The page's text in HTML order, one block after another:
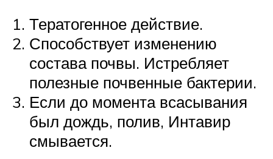
Тератогенное действие.
Способствует изменению
состава почвы. Истребляет
полезные почвенные бактерии.
Если до момента всасывания
был дождь, полив, Интавир
смывается.